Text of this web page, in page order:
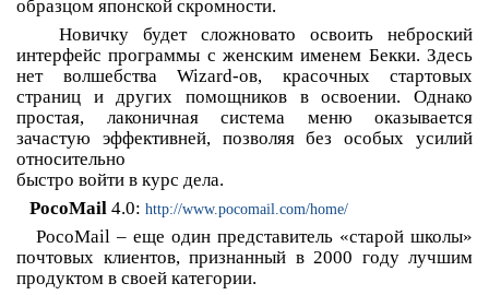
образцом японской скромности.
Новичку будет сложновато освоить неброский
интерфейс программы с женским именем Бекки. Здесь
нет волшебства Wizard-ов, красочных стартовых
страниц и других помощников в освоении. Однако
простая, лаконичная система меню оказывается
зачастую эффективней, позволяя без особых усилий
относительно
быстро войти в курс дела.
PocoMail 4.0: http://www.pocomail.com/home/
PocoMail – еще один представитель «старой школы»
почтовых клиентов, признанный в 2000 году лучшим
продуктом в своей категории.